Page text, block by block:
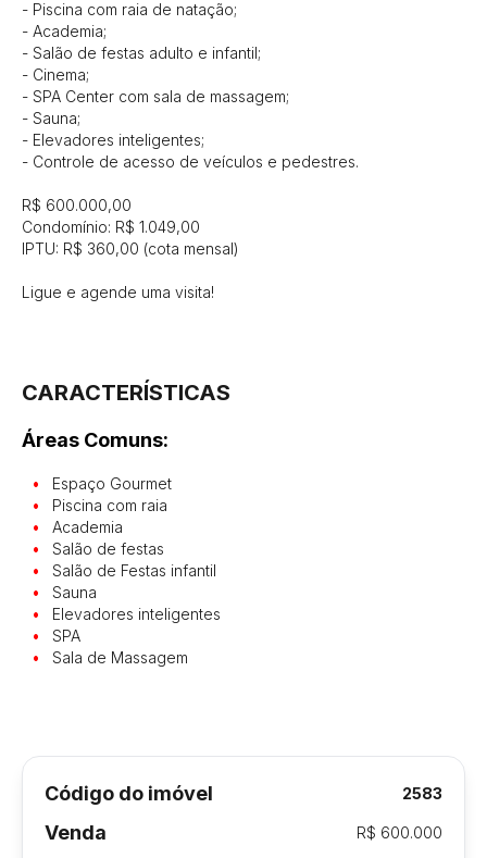
- Piscina com raia de natação;
- Academia;
- Salão de festas adulto e infantil;
- Cinema;
- SPA Center com sala de massagem;
- Sauna;
- Elevadores inteligentes;
- Controle de acesso de veículos e pedestres.
R$ 600.000,00
Condomínio: R$ 1.049,00
IPTU: R$ 360,00 (cota mensal)
Ligue e agende uma visita!
CARACTERÍSTICAS
Áreas Comuns:
Espaço Gourmet
Piscina com raia
Academia
Salão de festas
Salão de Festas infantil
Sauna
Elevadores inteligentes
SPA
Sala de Massagem
Código do imóvel 2583
Venda R$ 600.000